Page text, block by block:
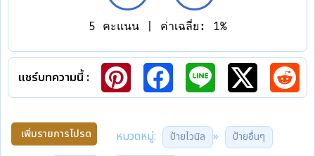
5 คะแนน | ค่าเฉลี่ย: 1%
แชร์บทความนี้ :
เพิ่มรายการโปรด หมวดหมู่: ป้ายไวนิล » ป้ายอื่นๆ